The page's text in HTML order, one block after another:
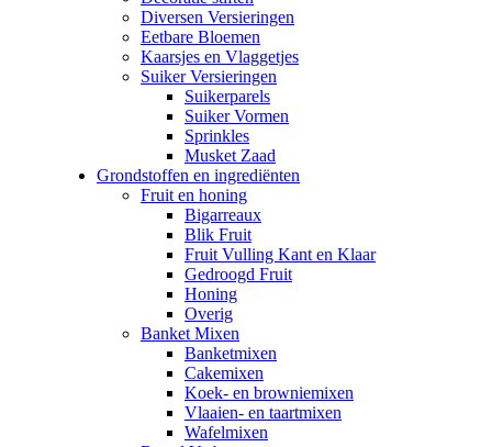
Diversen Versieringen
Eetbare Bloemen
Kaarsjes en Vlaggetjes
Suiker Versieringen
Suikerparels
Suiker Vormen
Sprinkles
Musket Zaad
Grondstoffen en ingrediënten
Fruit en honing
Bigarreaux
Blik Fruit
Fruit Vulling Kant en Klaar
Gedroogd Fruit
Honing
Overig
Banket Mixen
Banketmixen
Cakemixen
Koek- en browniemixen
Vlaaien- en taartmixen
Wafelmixen